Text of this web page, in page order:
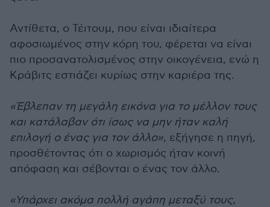
Αντίθετα, ο Τέιτουμ, που είναι ιδιαίτερα
αφοσιωμένος στην κόρη του, φέρεται να είναι
πιο προσανατολισμένος στην οικογένεια, ενώ η
Κράβιτς εστιάζει κυρίως στην καριέρα της.
«Έβλεπαν τη μεγάλη εικόνα για το μέλλον τους
και κατάλαβαν ότι ίσως να μην ήταν καλή
επιλογή ο ένας για τον άλλο», εξήγησε η πηγή,
προσθέτοντας ότι ο χωρισμός ήταν κοινή
απόφαση και σέβονται ο ένας τον άλλο.
«Υπάρχει ακόμα πολλή αγάπη μεταξύ τους,